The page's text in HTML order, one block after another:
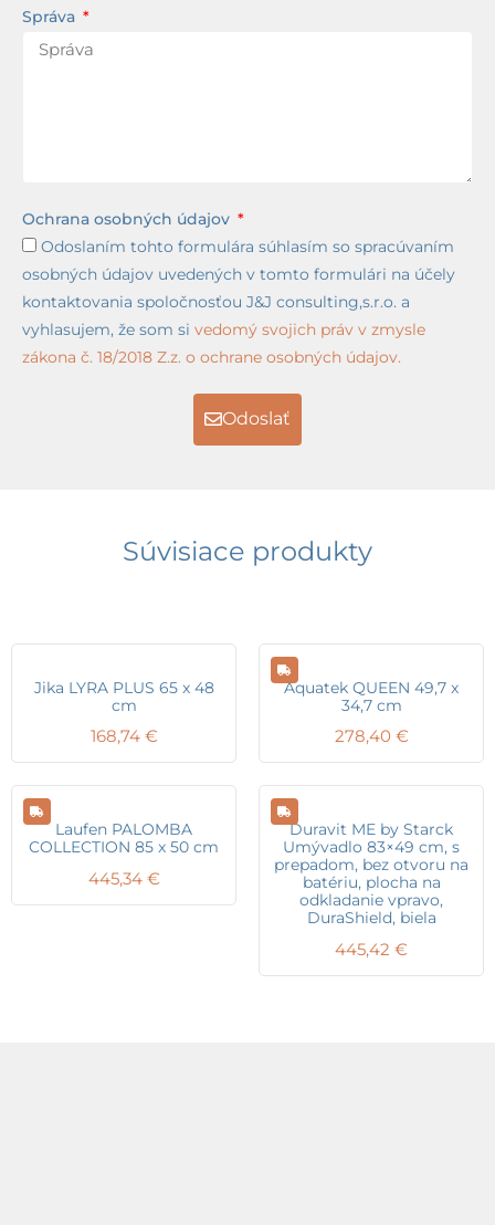
Správa
Ochrana osobných údajov
Odoslaním tohto formulára súhlasím so spracúvaním
osobných údajov uvedených v tomto formulári na účely
kontaktovania spoločnosťou J&J consulting,s.r.o. a
vyhlasujem, že som si vedomý svojich práv v zmysle
zákona č. 18/2018 Z.z. o ochrane osobných údajov.
Odoslať
Súvisiace produkty
Jika LYRA PLUS 65 x 48
cm
168,74 €
Aquatek QUEEN 49,7 x
34,7 cm
278,40 €
Laufen PALOMBA
COLLECTION 85 x 50 cm
445,34 €
Duravit ME by Starck
Umývadlo 83×49 cm, s
prepadom, bez otvoru na
batériu, plocha na
odkladanie vpravo,
DuraShield, biela
445,42 €